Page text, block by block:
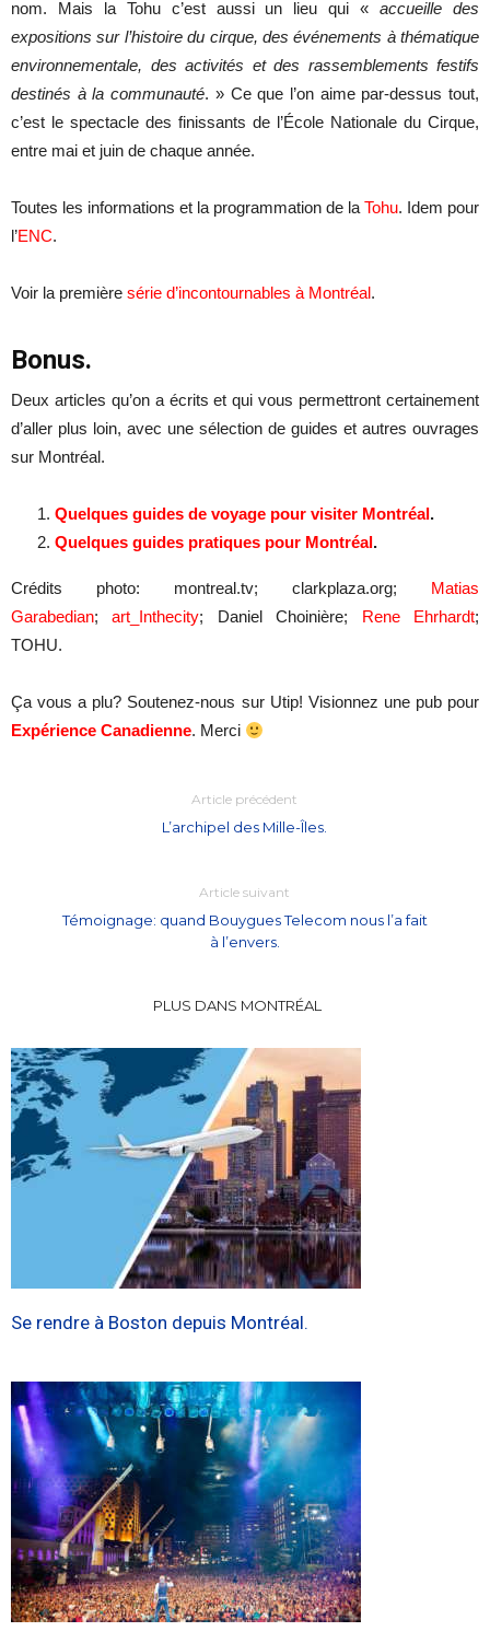
nom. Mais la Tohu c’est aussi un lieu qui «accueille des
expositions sur l’histoire du cirque, des événements à thématique
environnementale, des activités et des rassemblements festifs
destinés à la communauté. » Ce que l’on aime par-dessus tout,
c’est le spectacle des finissants de l’École Nationale du Cirque,
entre mai et juin de chaque année.
Toutes les informations et la programmation de la Tohu. Idem pour
l’ENC.
Voir la première série d’incontournables à Montréal.
Bonus.
Deux articles qu’on a écrits et qui vous permettront certainement
d’aller plus loin, avec une sélection de guides et autres ouvrages
sur Montréal.
Quelques guides de voyage pour visiter Montréal.
Quelques guides pratiques pour Montréal.
Crédits photo: montreal.tv; clarkplaza.org; Matias
Garabedian;art_Inthecity; Daniel Choinière; Rene Ehrhardt;
TOHU.
Ça vous a plu? Soutenez-nous sur Utip! Visionnez une pub pour
Expérience Canadienne. Merci
Article précédent
L’archipel des Mille-Îles.
Article suivant
Témoignage: quand Bouygues Telecom nous l’a fait
à l’envers.
PLUS DANS MONTRÉAL
Se rendre à Boston depuis Montréal.